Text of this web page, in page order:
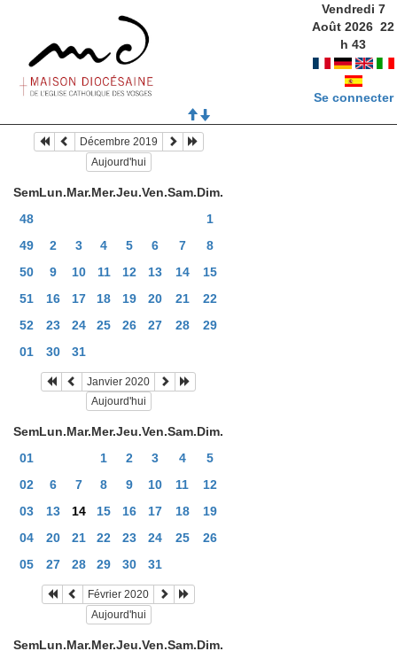
Vendredi 7
Août 2026 22
h44
Se connecter
Décembre 2019
Aujourd'hui
SemLun.Mar.Mer.Jeu.Ven.Sam.Dim.
48
1
49
2 3 4 5 6 7
8
50
9 10 11 12 13 14
15
51
16 17 18 19 20 21
22
52
23 24 25 26 27 28
29
01
30 31
Janvier 2020
Aujourd'hui
SemLun.Mar.Mer.Jeu.Ven.Sam.Dim.
01
1 2 3 4
5
02
6 7 8 9 10 11
12
03
13 14 15 16 17 18
19
04
20 21 22 23 24 25
26
05
27 28 29 30 31
Février 2020
Aujourd'hui
SemLun.Mar.Mer.Jeu.Ven.Sam.Dim.